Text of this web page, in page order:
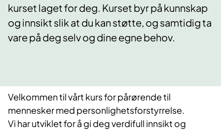
kurset laget for deg. Kurset byr på kunnskap
og innsikt slik at du kan støtte, og samtidig ta
vare på deg selv og dine egne behov.
Velkommen til vårt kurs for pårørende til
mennesker med personlighetsforstyrrelse.
Vi har utviklet for å gi deg verdifull innsikt og